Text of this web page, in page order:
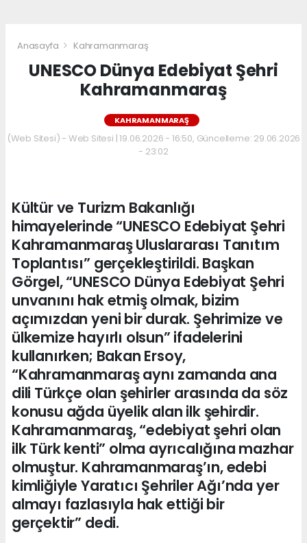
Anasayfa Kahramanmaraş
UNESCO Dünya Edebiyat Şehri
Kahramanmaraş
KAHRAMANMARAŞ
(Web Sitesi) - Web Sitesi | 19.06.2026 - 16:50, Güncelleme: 29.06.2026
- 23:02
Kültür ve Turizm Bakanlığı
himayelerinde “UNESCO Edebiyat Şehri
Kahramanmaraş Uluslararası Tanıtım
Toplantısı” gerçekleştirildi. Başkan
Görgel, “UNESCO Dünya Edebiyat Şehri
unvanını hak etmiş olmak, bizim
açımızdan yeni bir durak. Şehrimize ve
ülkemize hayırlı olsun” ifadelerini
kullanırken; Bakan Ersoy,
“Kahramanmaraş aynı zamanda ana
dili Türkçe olan şehirler arasında da söz
konusu ağda üyelik alan ilk şehirdir.
Kahramanmaraş, “edebiyat şehri olan
ilk Türk kenti” olma ayrıcalığına mazhar
olmuştur. Kahramanmaraş’ın, edebi
kimliğiyle Yaratıcı Şehriler Ağı’nda yer
almayı fazlasıyla hak ettiği bir
gerçektir” dedi.